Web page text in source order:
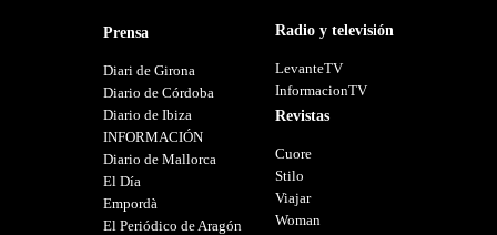
Prensa
Diari de Girona
Diario de Córdoba
Diario de Ibiza
INFORMACIÓN
Diario de Mallorca
El Día
Empordà
El Periódico de Aragón
Radio y televisión
LevanteTV
InformacionTV
Revistas
Cuore
Stilo
Viajar
Woman